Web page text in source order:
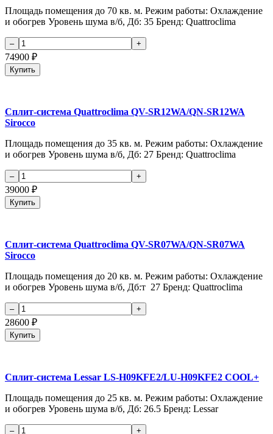
Площадь помещения до 70 кв. м. Режим работы: Охлаждение
и обогрев Уровень шума в/б, Дб: 35 Бренд: Quattroclima
74900 ₽
Купить
Сплит-система Quattroclima QV-SR12WA/QN-SR12WA
Sirocco
Площадь помещения до 35 кв. м. Режим работы: Охлаждение
и обогрев Уровень шума в/б, Дб: 27 Бренд: Quattroclima
39000 ₽
Купить
Сплит-система Quattroclima QV-SR07WA/QN-SR07WA
Sirocco
Площадь помещения до 20 кв. м. Режим работы: Охлаждение
и обогрев Уровень шума в/б, Дб:т 27 Бренд: Quattroclima
28600 ₽
Купить
Сплит-система Lessar LS-H09KFE2/LU-H09KFE2 COOL+
Площадь помещения до 25 кв. м. Режим работы: Охлаждение
и обогрев Уровень шума в/б, Дб: 26.5 Бренд: Lessar